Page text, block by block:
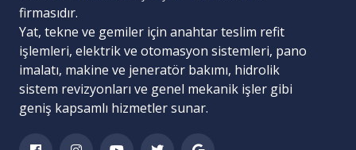
firmasıdır.
Yat, tekne ve gemiler için anahtar teslim refit
işlemleri, elektrik ve otomasyon sistemleri, pano
imalatı, makine ve jeneratör bakımı, hidrolik
sistem revizyonları ve genel mekanik işler gibi
geniş kapsamlı hizmetler sunar.